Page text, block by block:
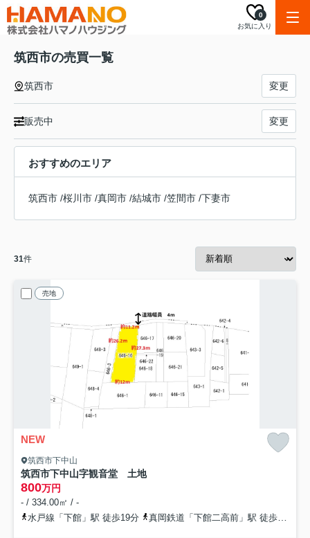
お気に入り
0
筑西市の売買一覧
筑西市 変更
販売中 変更
おすすめのエリア
筑西市 /桜川市 /真岡市 /結城市 /笠間市 /下妻市
31件
売地
NEW
筑西市下中山
筑西市下中山字観音堂 土地
800万円
- / 334.00㎡ / -
水戸線「下館」駅 徒歩19分
真岡鉄道「下館二高前」駅 徒歩26分